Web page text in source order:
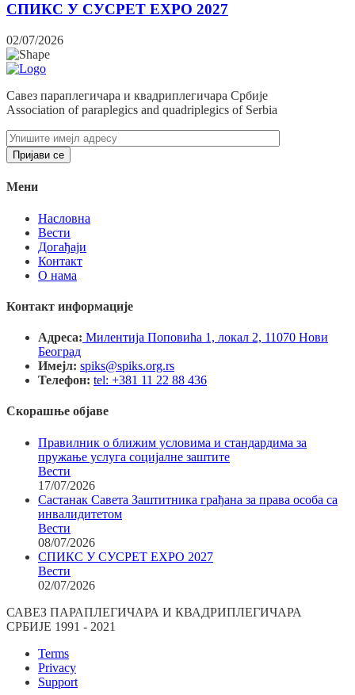
СПИКС У СУСРЕТ EXPO 2027
02/07/2026
Савез параплегичара и квадриплегичара Србије
Association of paraplegics and quadriplegics of Serbia
Мени
Насловна
Вести
Догађаји
Контакт
О нама
Контакт информације
Адреса: Милентија Поповића 1, локал 2, 11070 Нови
Београд
Имејл: spiks@spiks.org.rs
Телефон: tel: +381 11 22 88 436
Скорашње објаве
Правилник о ближим условима и стандардима за
пружање услуга социјалне заштите
Вести
17/07/2026
Састанак Савета Заштитника грађана за права особа са
инвалидитетом
Вести
08/07/2026
СПИКС У СУСРЕТ EXPO 2027
Вести
02/07/2026
САВЕЗ ПАРАПЛЕГИЧАРА И КВАДРИПЛЕГИЧАРА
СРБИЈЕ 1991 - 2021
Terms
Privacy
Support